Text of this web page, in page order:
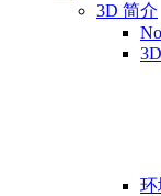
3D 简介
环